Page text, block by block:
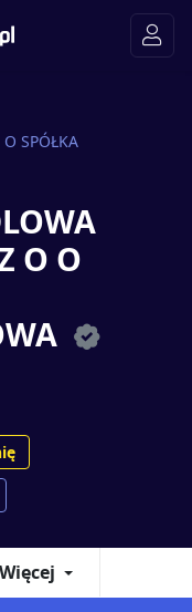
SPÓŁKA
O O
Więcej